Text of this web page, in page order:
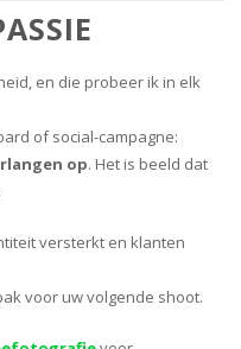
en die probeer ik in elk
of social-campagne:
op. Het is beeld dat
versterkt en klanten
voor uw volgende shoot.